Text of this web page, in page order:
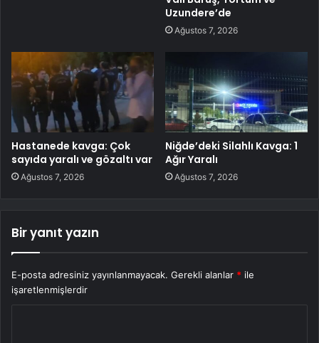
Uzundere’de
Ağustos 7, 2026
Hastanede kavga: Çok
sayıda yaralı ve gözaltı var
Ağustos 7, 2026
Niğde’deki Silahlı Kavga: 1
Ağır Yaralı
Ağustos 7, 2026
Bir yanıt yazın
E-posta adresiniz yayınlanmayacak. Gerekli alanlar * ile
işaretlenmişlerdir